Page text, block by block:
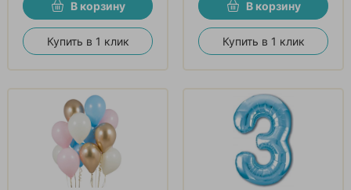
В корзину
Купить в 1 клик
В корзину
Купить в 1 клик